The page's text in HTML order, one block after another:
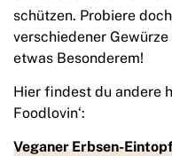
schützen. Probiere
verschiedener
etwas Besonderem!
Hier findest du andere
Foodlovin‘:
Veganer Erbsen-Eintopf